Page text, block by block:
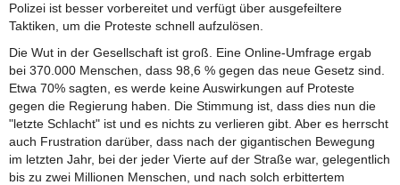
Polizei ist besser vorbereitet und verfügt über ausgefeiltere
Taktiken, um die Proteste schnell aufzulösen.
Die Wut in der Gesellschaft ist groß. Eine Online-Umfrage ergab
bei 370.000 Menschen, dass 98,6 % gegen das neue Gesetz sind.
Etwa 70% sagten, es werde keine Auswirkungen auf Proteste
gegen die Regierung haben. Die Stimmung ist, dass dies nun die
"letzte Schlacht" ist und es nichts zu verlieren gibt. Aber es herrscht
auch Frustration darüber, dass nach der gigantischen Bewegung
im letzten Jahr, bei der jeder Vierte auf der Straße war, gelegentlich
bis zu zwei Millionen Menschen, und nach solch erbittertem